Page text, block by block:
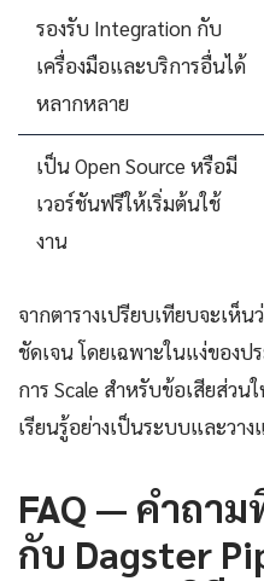
รองรับ Integration กับ
เครื่องมือและบริการอื่นได้
หลากหลาย
เป็น Open Source หรือมี
เวอร์ชันฟรีให้เริ่มต้นใช้
งาน
จากตารางเปรียบเทียบจะเห็
ชัดเจน โดยเฉพาะในแง่ของ
การ Scale สำหรับข้อเสียส่วน
เรียนรู้อย่างเป็นระบบและวา
FAQ — คำถา
กับ Dagster